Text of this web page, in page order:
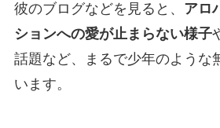
彼のブログなどを見ると、 アロ
ションへの愛が止まらない様子
話題など、まるで少年のような
います。